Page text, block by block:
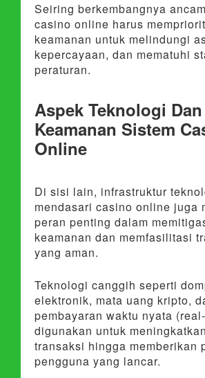
Seiring berkembangnya
casino online harus
keamanan untuk melindungi
kepercayaan, dan mematuhi
peraturan.
Aspek Teknologi Dan
Keamanan Sistem
Online
Di sisi lain, infrastruktur
mendasari casino online juga
peran penting dalam
keamanan dan memfasilitasi
yang aman.
Teknologi canggih seperti
elektronik, mata uang kripto,
pembayaran waktu nyata
digunakan untuk
transaksi hingga memberikan
pengguna yang lancar.